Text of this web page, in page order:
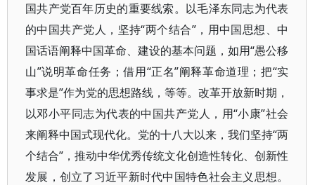
国共产党百年历史的重要线索。以毛泽东同志为代表
的中国共产党人，坚持“两个结合”，用中国思想、中
国话语阐释中国革命、建设的基本问题，如用“愚公移
山”说明革命任务；借用“正名”阐释革命道理；把“实
事求是”作为党的思想路线，等等。改革开放新时期，
以邓小平同志为代表的中国共产党人，用“小康”社会
来阐释中国式现代化。党的十八大以来，我们坚持“两
个结合”，推动中华优秀传统文化创造性转化、创新性
发展，创立了习近平新时代中国特色社会主义思想。